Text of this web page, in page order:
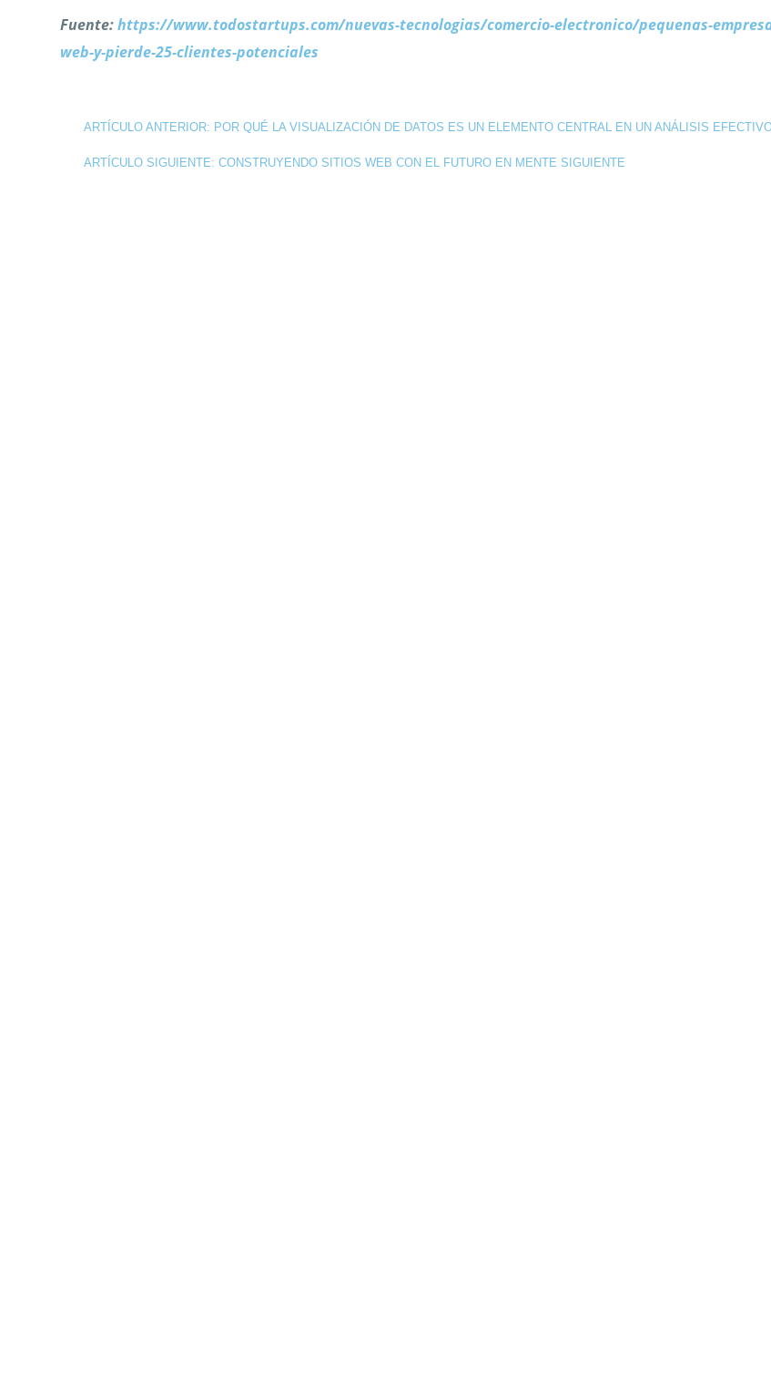
Fuente:https://www.todostartups.com/nuevas-tecnologias/comercio-electronico/pequenas-
web-y-pierde-25-clientes-potenciales
ARTÍCULO ANTERIOR: POR QUÉ LA VISUALIZACIÓN DE DATOS ES UN ELEMENTO CENTRAL EN UN ANÁLISIS
ARTÍCULO SIGUIENTE: CONSTRUYENDO SITIOS WEB CON EL FUTURO EN MENTE SIGUIENTE